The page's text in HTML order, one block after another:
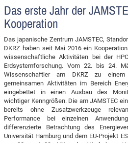
Das erste Jahr der
Kooperation
Das japanische Zentrum JAMSTEC,
DKRZ haben seit Mai 2016 ein
wissenschaftliche Aktivitäten bei der
Erdsystemforschung. Vom 22. bis 24.
Wissenschaftler am DKRZ zu einem
gemeinsamen Aktivitäten im Bereich
eingebettet in einen Ausbau des
wichtiger Kenngrößen. Die am JAMSTEC
bereits ohne Zusatzwerkzeuge
Performance bei einzelnen
differenzierte Betrachtung des
Universität Hamburg und dem EU-Projekt